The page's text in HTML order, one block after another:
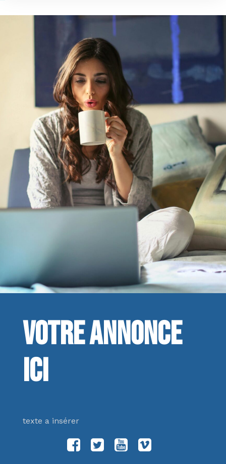
Votre annonce
ici
texte a insérer